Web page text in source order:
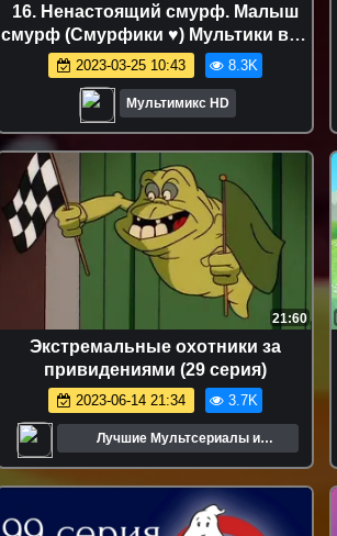
16. Ненастоящий смурф. Малыш
смурф (Смурфики ♥) Мультики все
серии сезоны для детей
мультсериалы дисней disney
сериалы Netflix
2023-03-25 10:43 8.3K
Мультимикс HD
21:60
Экстремальные охотники за
привидениями (29 серия)
2023-06-14 21:34 3.7K
Лучшие Мультсериалы и
Мультфильмы